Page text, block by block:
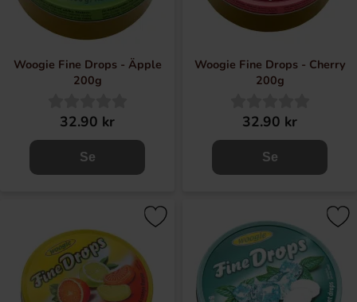
Woogie Fine Drops - Äpple
200g
32.90 kr
Se
Woogie Fine Drops - Cherry
200g
32.90 kr
Se